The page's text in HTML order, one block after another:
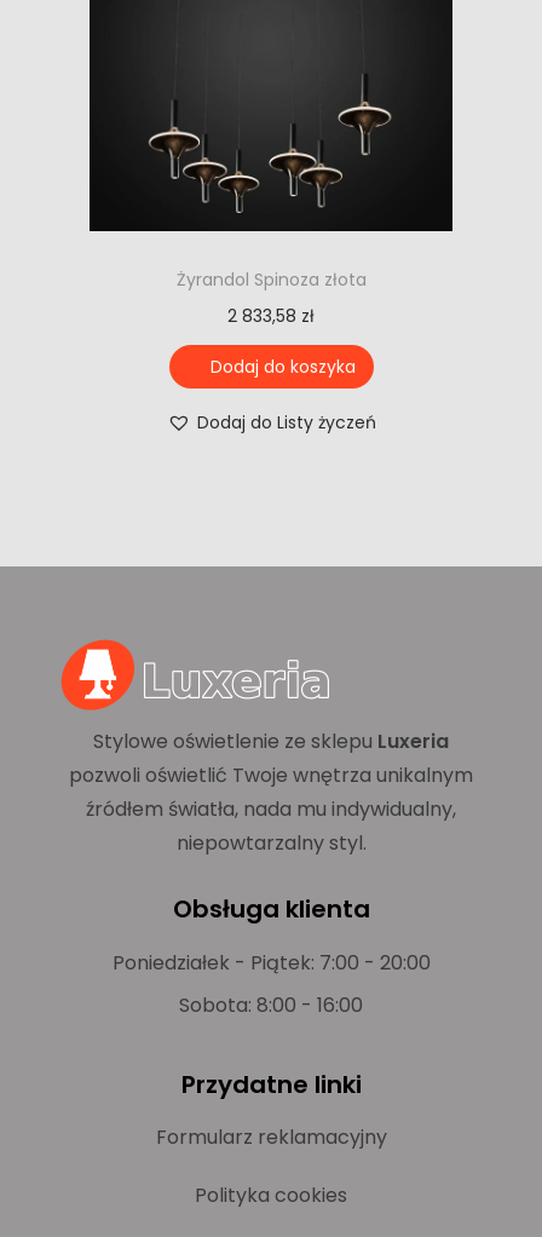
Żyrandol Spinoza złota
2 833,58 zł
Dodaj do koszyka
Dodaj do Listy życzeń
Stylowe oświetlenie ze sklepu Luxeria
pozwoli oświetlić Twoje wnętrza unikalnym
źródłem światła, nada mu indywidualny,
niepowtarzalny styl.
Obsługa klienta
Poniedziałek - Piątek: 7:00 - 20:00
Sobota: 8:00 - 16:00
Przydatne linki
Formularz reklamacyjny
Polityka cookies